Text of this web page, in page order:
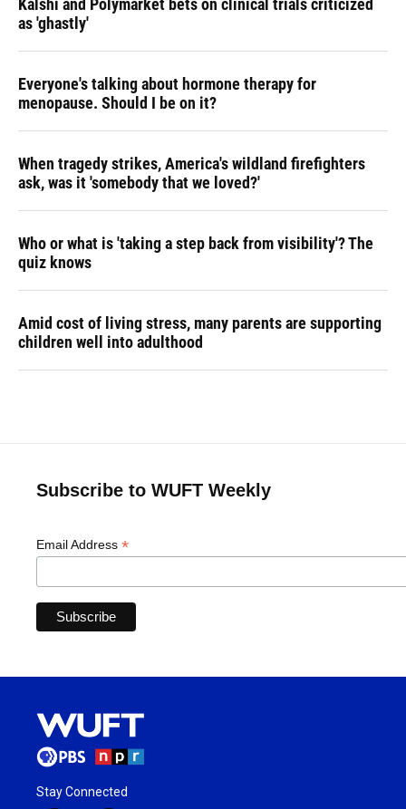
Kalshi and Polymarket bets on clinical trials criticized
as 'ghastly'
Everyone's talking about hormone therapy for
menopause. Should I be on it?
When tragedy strikes, America's wildland firefighters
ask, was it 'somebody that we loved?'
Who or what is 'taking a step back from visibility'? The
quiz knows
Amid cost of living stress, many parents are supporting
children well into adulthood
Subscribe to WUFT Weekly
Email Address *
Stay Connected